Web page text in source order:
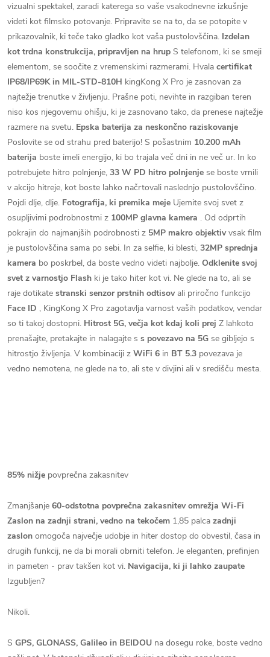
vizualni spektakel, zaradi katerega so vaše vsakodnevne izkušnje
videti kot filmsko potovanje. Pripravite se na to, da se potopite v
prikazovalnik, ki teče tako gladko kot vaša pustolovščina. Izdelan
kot trdna konstrukcija, pripravljen na hrup S telefonom, ki se smeji
elementom, se soočite z vremenskimi razmerami. Hvala certifikat
IP68/IP69K in MIL-STD-810H kingKong X Pro je zasnovan za
najtežje trenutke v življenju. Prašne poti, nevihte in razgiban teren
niso kos njegovemu ohišju, ki je zasnovano tako, da prenese najtežje
razmere na svetu. Epska baterija za neskončno raziskovanje
Poslovite se od strahu pred baterijo! S pošastnim 10.200 mAh
baterija boste imeli energijo, ki bo trajala več dni in ne več ur. In ko
potrebujete hitro polnjenje, 33 W PD hitro polnjenje se boste vrnili
v akcijo hitreje, kot boste lahko načrtovali naslednjo pustolovščino.
Pojdi dlje, dlje. Fotografija, ki premika meje Ujemite svoj svet z
osupljivimi podrobnostmi z 100MP glavna kamera . Od odprtih
pokrajin do najmanjših podrobnosti z 5MP makro objektiv vsak film
je pustolovščina sama po sebi. In za selfie, ki blesti, 32MP sprednja
kamera bo poskrbel, da boste vedno videti najbolje. Odklenite svoj
svet z varnostjo Flash ki je tako hiter kot vi. Ne glede na to, ali se
raje dotikate stranski senzor prstnih odtisov ali priročno funkcijo
Face ID , KingKong X Pro zagotavlja varnost vaših podatkov, vendar
so ti takoj dostopni. Hitrost 5G, večja kot kdaj koli prej Z lahkoto
prenašajte, pretakajte in nalagajte s s povezavo na 5G se gibljejo s
hitrostjo življenja. V kombinaciji z WiFi 6 in BT 5.3 povezava je
vedno nemotena, ne glede na to, ali ste v divjini ali v središču mesta.
85% nižje povprečna zakasnitev
Zmanjšanje 60-odstotna povprečna zakasnitev omrežja Wi-Fi
Zaslon na zadnji strani, vedno na tekočem 1,85 palca zadnji
zaslon omogoča največje udobje in hiter dostop do obvestil, časa in
drugih funkcij, ne da bi morali obrniti telefon. Je eleganten, prefinjen
in pameten - prav takšen kot vi. Navigacija, ki ji lahko zaupate
Izgubljen?
Nikoli.
S GPS, GLONASS, Galileo in BEIDOU na dosegu roke, boste vedno